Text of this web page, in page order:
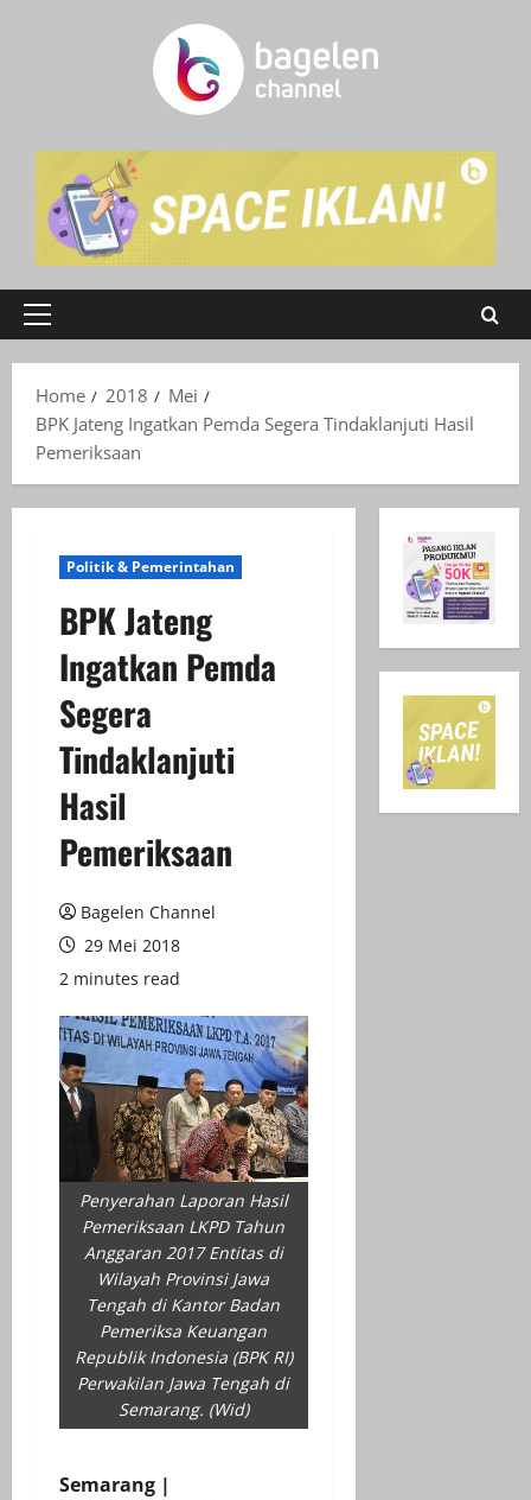
Primary
Home
2018
Mei
BPK Jateng Ingatkan Pemda Segera Tindaklanjuti Hasil
Pemeriksaan
Politik & Pemerintahan
BPK Jateng
Ingatkan Pemda
Segera
Tindaklanjuti
Hasil
Pemeriksaan
Bagelen Channel
29 Mei 2018
2 minutes read
Penyerahan Laporan Hasil
Pemeriksaan LKPD Tahun
Anggaran 2017 Entitas di
Wilayah Provinsi Jawa
Tengah di Kantor Badan
Pemeriksa Keuangan
Republik Indonesia (BPK RI)
Perwakilan Jawa Tengah di
Semarang. (Wid)
Semarang |